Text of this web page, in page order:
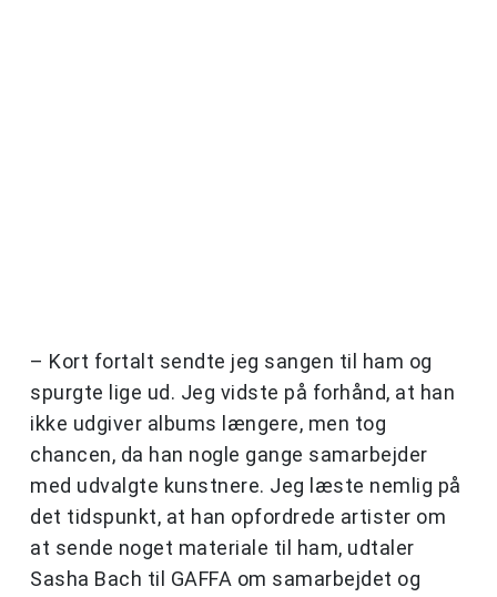
– Kort fortalt sendte jeg sangen til ham og
spurgte lige ud. Jeg vidste på forhånd, at han
ikke udgiver albums længere, men tog
chancen, da han nogle gange samarbejder
med udvalgte kunstnere. Jeg læste nemlig på
det tidspunkt, at han opfordrede artister om
at sende noget materiale til ham, udtaler
Sasha Bach til GAFFA om samarbejdet og